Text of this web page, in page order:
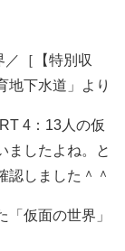
／［【特別収
地下水道」より
4：13人の仮
ましたよね。と
認しました＾＾
仮面の世界」